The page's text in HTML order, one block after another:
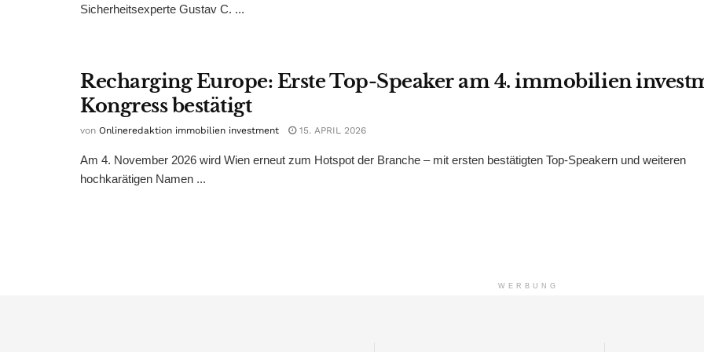
Sicherheitsexperte Gustav C. ...
Recharging Europe: Erste Top-Speaker am 4. immobilien
Kongress bestätigt
von Onlineredaktion immobilien investment 15. APRIL 2026
Am 4. November 2026 wird Wien erneut zum Hotspot der Branche – mit ersten bestätigten Top-Speakern und weiteren
hochkarätigen Namen ...
WERBUNG